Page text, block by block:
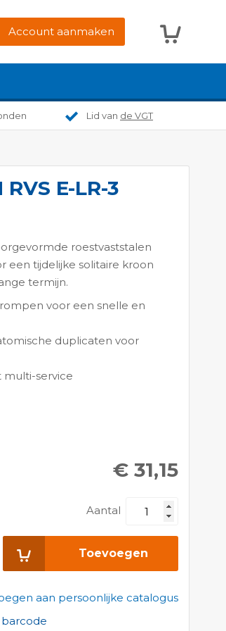
Account aanmaken
Lid van de VGT
E-LR-3
roestvaststalen
een tijdelijke solitaire kroon
termijn.
voor een snelle en
duplicaten voor
multi-service
€ 31,15
Aantal
Toevoegen
aan persoonlijke catalogus